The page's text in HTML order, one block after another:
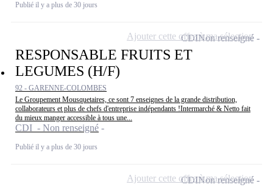
Publié il y a plus de 30 jours
RESPONSABLE FRUITS ET
LEGUMES (H/F)
92 - GARENNE-COLOMBES
Le Groupement Mousquetaires, ce sont 7 enseignes de la grande distribution,
collaborateurs et plus de chefs d'entreprise indépendants !Intermarché & Netto fait
du mieux manger accessible à tous une...
CDI - Non renseigné
Publié il y a plus de 30 jours
CDINon renseigné
Ajouter cette offre à ma sélection
CDINon renseigné
Ajouter cette offre à ma sélection